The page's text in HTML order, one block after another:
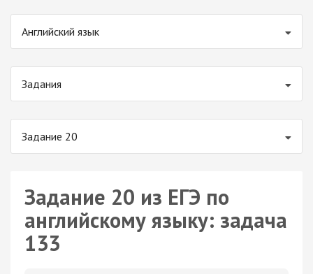
Английский язык
Задания
Задание 20
Задание 20 из ЕГЭ по
английскому языку: задача
133